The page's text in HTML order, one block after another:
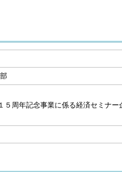
周年記念事業に係る経済セミナー